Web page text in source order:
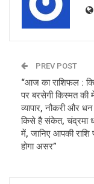
PREV POST
“आज का राशिफल :
पर बरसेगी किस्मत की
व्यापार, नौकरी और
किसे है संकेत, चंद्रमा
में, जानिए आपकी राशि
होगा असर”